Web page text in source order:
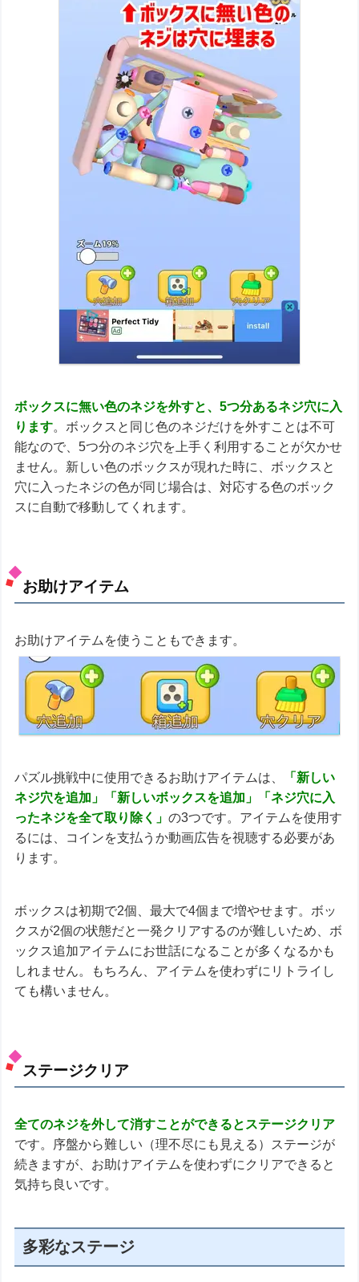
ボックスに無い色のネジを外すと、5つ分あるネジ穴に入
ります。ボックスと同じ色のネジだけを外すことは不可
能なので、5つ分のネジ穴を上手く利用することが欠かせ
ません。新しい色のボックスが現れた時に、ボックスと
穴に入ったネジの色が同じ場合は、対応する色のボック
スに自動で移動してくれます。
お助けアイテム
お助けアイテムを使うこともできます。
パズル挑戦中に使用できるお助けアイテムは、
「新しい
ネジ穴を追加」「新しいボックスを追加」「ネジ穴に入
ったネジを全て取り除く」の3つです。アイテムを使用す
るには、コインを支払うか動画広告を視聴する必要があ
ります。
ボックスは初期で2個、最大で4個まで増やせます。ボッ
クスが2個の状態だと一発クリアするのが難しいため、ボ
ックス追加アイテムにお世話になることが多くなるかも
しれません。もちろん、アイテムを使わずにリトライし
ても構いません。
ステージクリア
全てのネジを外して消すことができるとステージクリア
です。序盤から難しい（理不尽にも見える）ステージが
続きますが、お助けアイテムを使わずにクリアできると
気持ち良いです。
多彩なステージ